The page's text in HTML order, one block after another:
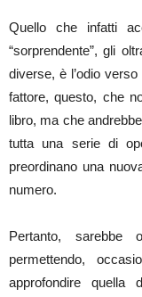
Quello che infatti
“sorprendente”, gli
diverse, è l’odio
fattore, questo, che
libro, ma che
tutta una serie di
preordinano una
numero.
Pertanto, sarebbe
permettendo,
approfondire quella